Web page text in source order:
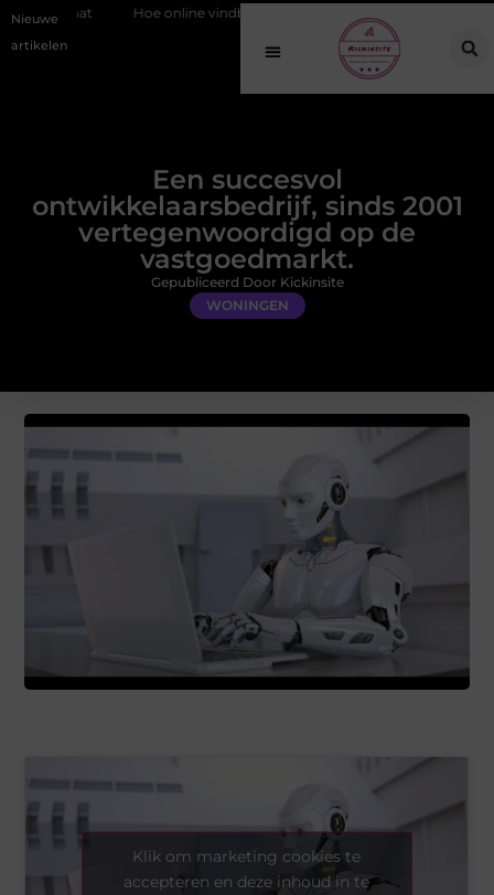
Nieuwe
artikelen
Hoe online vindbaarheid verandert in 2026
Een succesvol
ontwikkelaarsbedrijf, sinds 2001
vertegenwoordigd op de
vastgoedmarkt.
WONINGEN
Gepubliceerd Door Kickinsite
Klik om marketing cookies te
accepteren en deze inhoud in te